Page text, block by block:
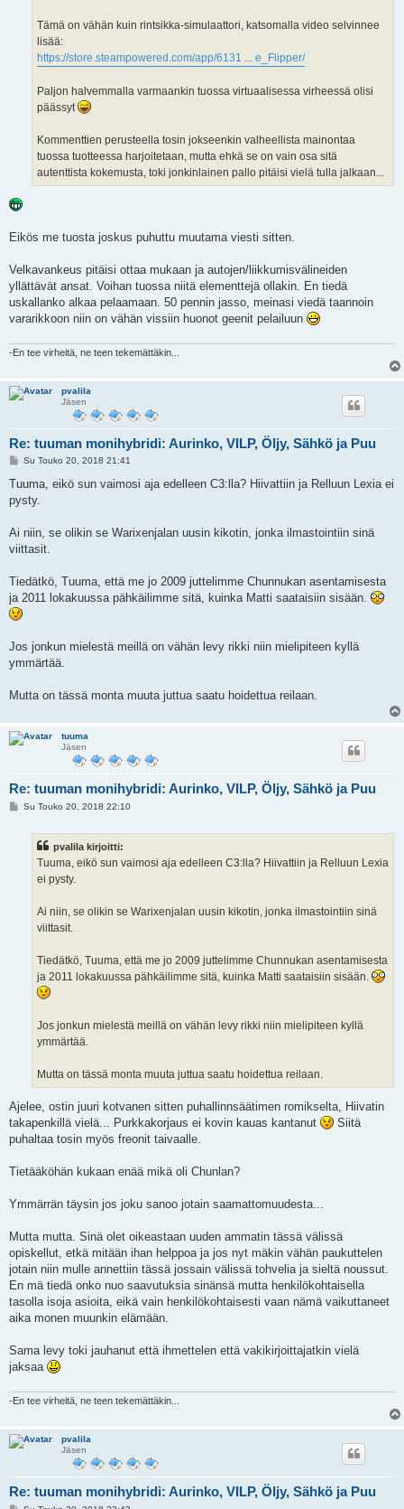
Tämä on vähän kuin rintsikka-simulaattori, katsomalla video selvinnee
lisää:
https://store.steampowered.com/app/6131 ... e_Flipper/
Paljon halvemmalla varmaankin tuossa virtuaalisessa virheessä olisi
päässyt
Kommenttien perusteella tosin jokseenkin valheellista mainontaa
tuossa tuotteessa harjoitetaan, mutta ehkä se on vain osa sitä
autenttista kokemusta, toki jonkinlainen pallo pitäisi vielä tulla jalkaan...
Eikös me tuosta joskus puhuttu muutama viesti sitten.
Velkavankeus pitäisi ottaa mukaan ja autojen/liikkumisvälineiden
yllättävät ansat. Voihan tuossa niitä elementtejä ollakin. En tiedä
uskallanko alkaa pelaamaan. 50 pennin jasso, meinasi viedä taannoin
vararikkoon niin on vähän vissiin huonot geenit pelailuun
-En tee virheitä, ne teen tekemättäkin...
pvalila
Jäsen
Re: tuuman monihybridi: Aurinko, VILP, Öljy, Sähkö ja Puu
V
e
t
Su Touko 20, 2018 21:41
Tuuma, eikö sun vaimosi aja edelleen C3:lla? Hiivattiin ja Relluun Lexia ei
pysty.
Ai niin, se olikin se Warixenjalan uusin kikotin, jonka ilmastointiin sinä
viittasit.
Tiedätkö, Tuuma, että me jo 2009 juttelimme Chunnukan asentamisesta
ja 2011 lokakuussa pähkäilimme sitä, kuinka Matti saataisiin sisään.
Jos jonkun mielestä meillä on vähän levy rikki niin mielipiteen kyllä
ymmärtää.
Mutta on tässä monta muuta juttua saatu hoidettua reilaan.
tuuma
Jäsen
Re: tuuman monihybridi: Aurinko, VILP, Öljy, Sähkö ja Puu
VSu Touko 20, 2018 22:10
pvalila kirjoitti:
Tuuma, eikö sun vaimosi aja edelleen C3:lla? Hiivattiin ja Relluun Lexia
ei pysty.
Ai niin, se olikin se Warixenjalan uusin kikotin, jonka ilmastointiin sinä
viittasit.
Tiedätkö, Tuuma, että me jo 2009 juttelimme Chunnukan asentamisesta
ja 2011 lokakuussa pähkäilimme sitä, kuinka Matti saataisiin sisään.
Jos jonkun mielestä meillä on vähän levy rikki niin mielipiteen kyllä
ymmärtää.
Mutta on tässä monta muuta juttua saatu hoidettua reilaan.
Ajelee, ostin juuri kotvanen sitten puhallinnsäätimen romikselta, Hiivatin
takapenkillä vielä... Purkkakorjaus ei kovin kauas kantanut
Siitä
puhaltaa tosin myös freonit taivaalle.
Tietääköhän kukaan enää mikä oli Chunlan?
Ymmärrän täysin jos joku sanoo jotain saamattomuudesta...
Mutta mutta. Sinä olet oikeastaan uuden ammatin tässä välissä
opiskellut, etkä mitään ihan helppoa ja jos nyt mäkin vähän paukuttelen
jotain niin mulle annettiin tässä jossain välissä tohvelia ja sieltä noussut.
En mä tiedä onko nuo saavutuksia sinänsä mutta henkilökohtaisella
tasolla isoja asioita, eikä vain henkilökohtaisesti vaan nämä vaikuttaneet
aika monen muunkin elämään.
Sama levy toki jauhanut että ihmettelen että vakikirjoittajatkin vielä
jaksaa
-En tee virheitä, ne teen tekemättäkin...
pvalila
Jäsen
Re: tuuman monihybridi: Aurinko, VILP, Öljy, Sähkö ja Puu